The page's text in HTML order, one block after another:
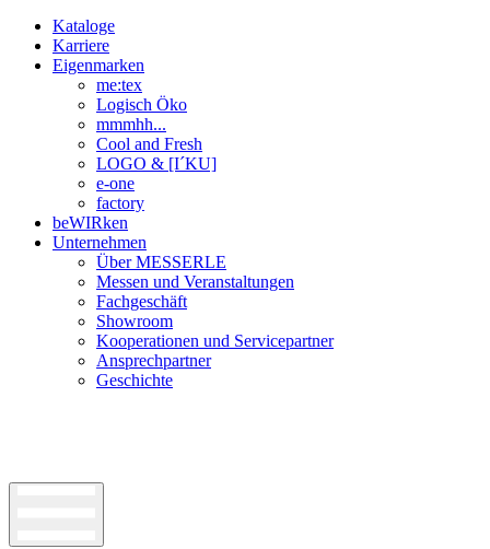
Kataloge
Karriere
Eigenmarken
me:tex
Logisch Öko
mmmhh...
Cool and Fresh
LOGO & [I´KU]
e-one
factory
beWIRken
Unternehmen
Über MESSERLE
Messen und Veranstaltungen
Fachgeschäft
Showroom
Kooperationen und Servicepartner
Ansprechpartner
Geschichte